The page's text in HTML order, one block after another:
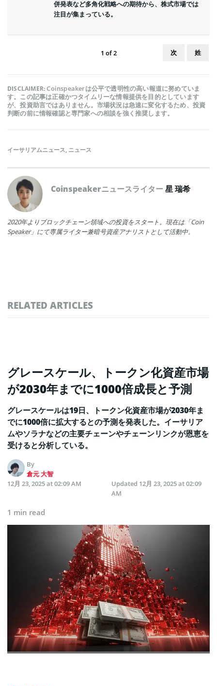
併発表など多角化戦略への期待から、株式市場では
注目が集まっている。
1 of2 次 姓
DISCLAIMER:Coinspeakerは公平で透明性の高い報道に努めていま
す。この記事は正確かつタイムリーな情報提供を目的としています
が、投資助言ではありません。市場状況は急速に変化するため、投資
判断の前に情報確認と専門家への相談を強く推奨します。
イーサリアムニュース, ニュース
Coinspeakerニュースライター星 瑞希
2020年よりブロックチェーン領域への投資をスタート。現在は「Coin
Speaker」にて専属ライター兼暗号資産アナリストとして活動中。
RELATED ARTICLES
グレースケール、トークン化資産市場
が2030年までに1000倍成長と予測
グレースケールは19日、トークン化資産市場が2030年ま
でに1000倍に拡大するとの予測を発表した。イーサリア
ムやソラナなどの主要チェーンやチェーンリンクが恩恵を
受けると分析している。
By
倉元 大智
12月 23, 2025 at 02:09 AM
Updated 12月 23, 2025 at 02:09
AM
1 min read